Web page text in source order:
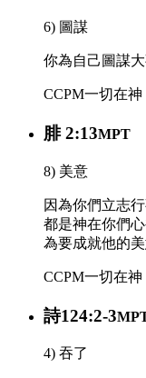
6) 圖謀
你為自己圖謀
CCPM一切在神
腓 2:13MPT
8) 美意
因為你們立志行
都是神在你們心
為要成就他的美
CCPM一切在神
詩124:2-3
4) 吞了